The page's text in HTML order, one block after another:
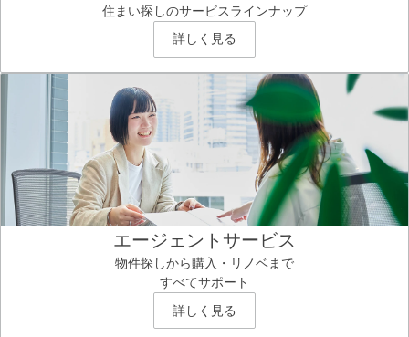
住まい探しのサービスラインナップ
詳しく見る
エージェントサービス
物件探しから購入・リノベまで
すべてサポート
詳しく見る